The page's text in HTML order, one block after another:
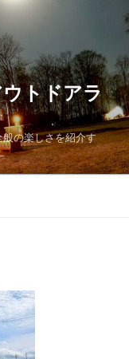
トドアラ
の楽しさを紹介す